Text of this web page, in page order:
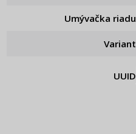
Umývačka riadu
Variant
UUID